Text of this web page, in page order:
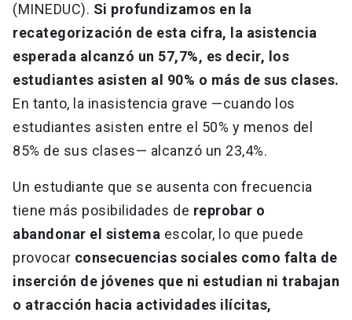
(MINEDUC). Si profundizamos en la
recategorización de esta cifra, la asistencia
esperada alcanzó un 57,7%, es decir, los
estudiantes asisten al 90% o más de sus clases.
En tanto, la inasistencia grave —cuando los
estudiantes asisten entre el 50% y menos del
85% de sus clases— alcanzó un 23,4%.
Un estudiante que se ausenta con frecuencia
tiene más posibilidades de reprobar o
abandonar el sistema escolar, lo que puede
provocar consecuencias sociales como falta de
inserción de jóvenes que ni estudian ni trabajan
o atracción hacia actividades ilícitas,